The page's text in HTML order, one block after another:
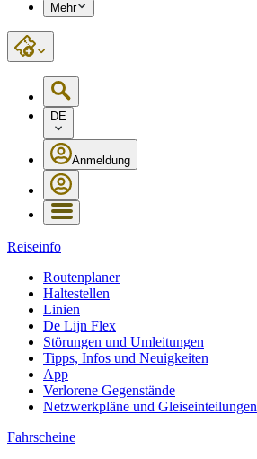
Mehr
DE
Anmeldung
Reiseinfo
Routenplaner
Haltestellen
Linien
De Lijn Flex
Störungen und Umleitungen
Tipps, Infos und Neuigkeiten
App
Verlorene Gegenstände
Netzwerkpläne und Gleiseinteilungen
Fahrscheine